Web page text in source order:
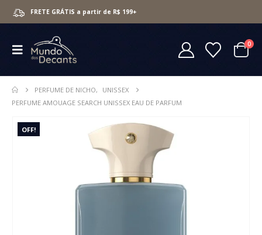
FRETE GRÁTIS a partir de R$ 199+
0
PERFUME DE NICHO,
UNISSEX
PERFUME AMOUAGE SEARCH UNISSEX EAU DE PARFUM
OFF!